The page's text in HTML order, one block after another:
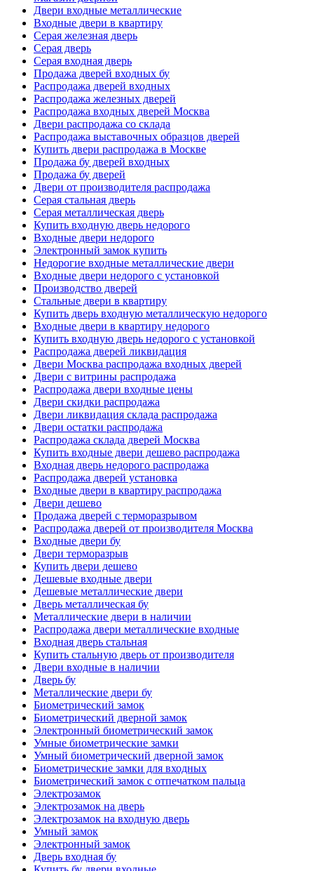
Двери входные металлические
Входные двери в квартиру
Серая железная дверь
Серая дверь
Серая входная дверь
Продажа дверей входных бу
Распродажа дверей входных
Распродажа железных дверей
Распродажа входных дверей Москва
Двери распродажа со склада
Распродажа выставочных образцов дверей
Купить двери распродажа в Москве
Продажа бу дверей входных
Продажа бу дверей
Двери от производителя распродажа
Серая стальная дверь
Серая металлическая дверь
Купить входную дверь недорого
Входные двери недорого
Электронный замок купить
Недорогие входные металлические двери
Входные двери недорого с установкой
Производство дверей
Стальные двери в квартиру
Купить дверь входную металлическую недорого
Входные двери в квартиру недорого
Купить входную дверь недорого с установкой
Распродажа дверей ликвидация
Двери Москва распродажа входных дверей
Двери с витрины распродажа
Распродажа двери входные цены
Двери скидки распродажа
Двери ликвидация склада распродажа
Двери остатки распродажа
Распродажа склада дверей Москва
Купить входные двери дешево распродажа
Входная дверь недорого распродажа
Распродажа дверей установка
Входные двери в квартиру распродажа
Двери дешево
Продажа дверей с терморазрывом
Распродажа дверей от производителя Москва
Входные двери бу
Двери терморазрыв
Купить двери дешево
Дешевые входные двери
Дешевые металлические двери
Дверь металлическая бу
Металлические двери в наличии
Распродажа двери металлические входные
Входная дверь стальная
Купить стальную дверь от производителя
Двери входные в наличии
Дверь бу
Металлические двери бу
Биометрический замок
Биометрический дверной замок
Электронный биометрический замок
Умные биометрические замки
Умный биометрический дверной замок
Биометрические замки для входных
Биометрический замок с отпечатком пальца
Электрозамок
Электрозамок на дверь
Электрозамок на входную дверь
Умный замок
Электронный замок
Дверь входная бу